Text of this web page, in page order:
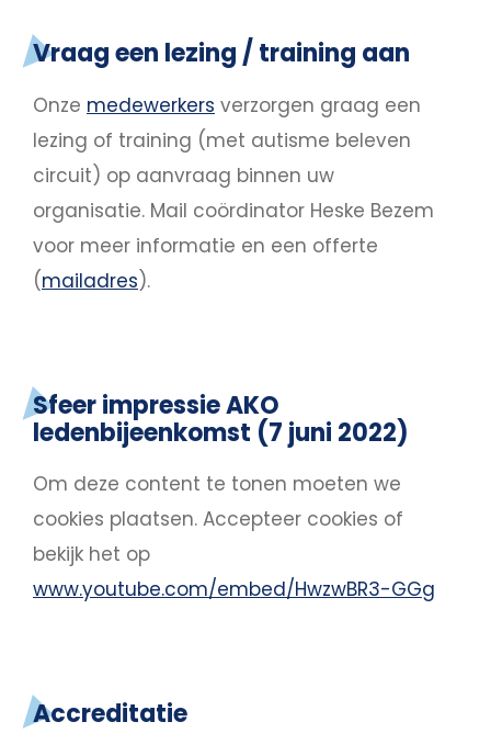
Vraag een lezing / training aan
Onze medewerkers verzorgen graag een
lezing of training (met autisme beleven
circuit) op aanvraag binnen uw
organisatie. Mail coördinator Heske Bezem
voor meer informatie en een offerte
(mailadres).
Sfeer impressie AKO
ledenbijeenkomst (7 juni 2022)
Om deze content te tonen moeten we
cookies plaatsen. Accepteer cookies of
bekijk het op
www.youtube.com/embed/HwzwBR3-GGg
Accreditatie